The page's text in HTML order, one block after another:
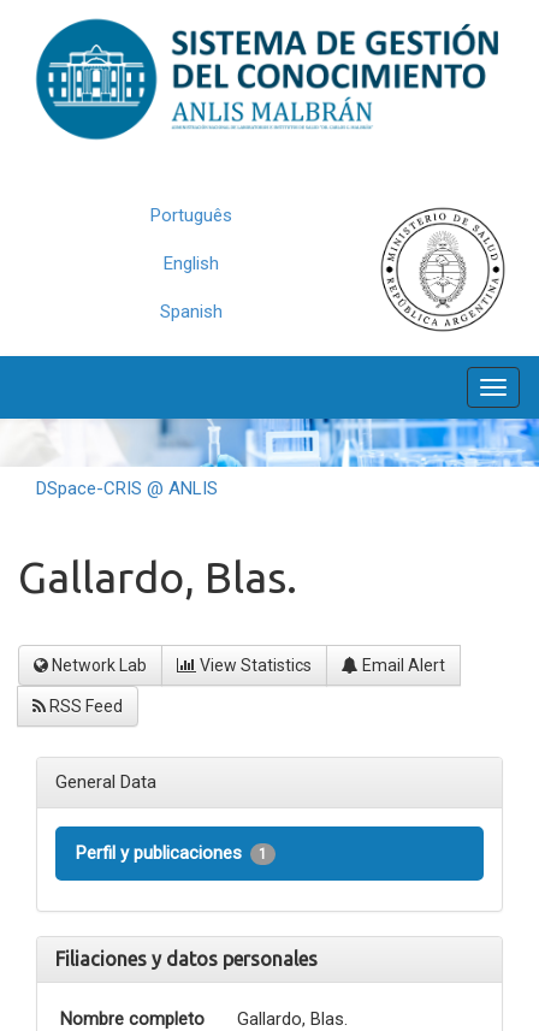
navigation
Português
English
Spanish
DSpace-CRIS @ ANLIS
Gallardo, Blas.
Network Lab View Statistics Email Alert
RSS Feed
General Data
Perfil y publicaciones 1
Filiaciones y datos personales
Nombre completo Gallardo, Blas.